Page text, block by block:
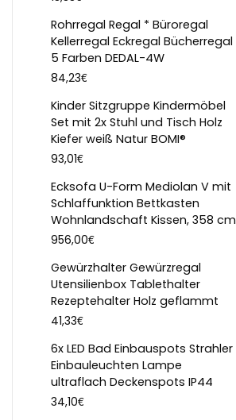
Rohrregal Regal * Büroregal
Kellerregal Eckregal Bücherregal
5 Farben DEDAL-4W
84,23€
Kinder Sitzgruppe Kindermöbel
Set mit 2x Stuhl und Tisch Holz
Kiefer weiß Natur BOMI®
93,01€
Ecksofa U-Form Mediolan V mit
Schlaffunktion Bettkasten
Wohnlandschaft Kissen, 358 cm
956,00€
Gewürzhalter Gewürzregal
Utensilienbox Tablethalter
Rezeptehalter Holz geflammt
41,33€
6x LED Bad Einbauspots Strahler
Einbauleuchten Lampe
ultraflach Deckenspots IP44
34,10€